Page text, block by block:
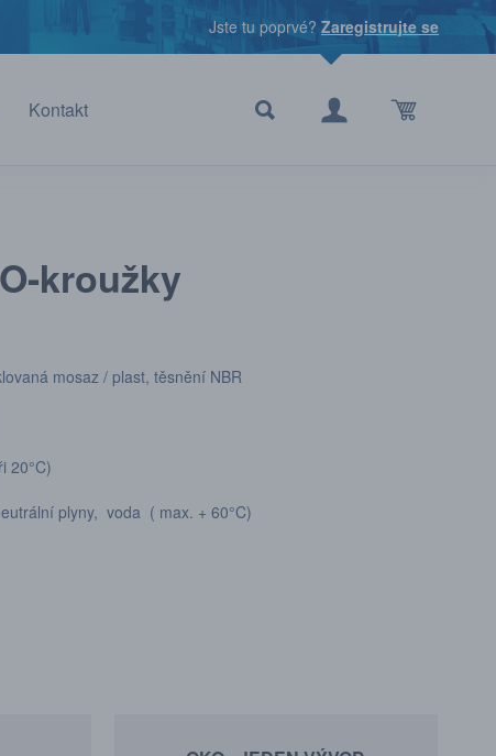
Jste tu poprvé? Zaregistrujte se
Kontakt
kroužky
mosaz / plast, těsnění NBR
20°C)
plyny, voda ( max. + 60°C)